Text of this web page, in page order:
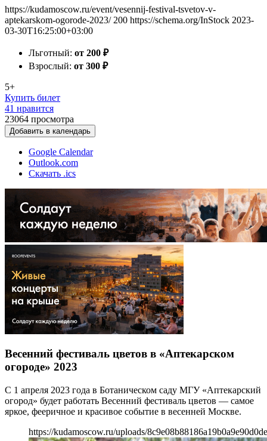
https://kudamoscow.ru/event/vesennij-festival-tsvetov-v-
aptekarskom-ogorode-2023/ 200 https://schema.org/InStock 2023-
03-30T16:25:00+03:00
Льготный: от 200 ₽
Взрослый: от 300 ₽
5+
Купить билет
41 нравится
23064 просмотра
Добавить в календарь
Google Calendar
Outlook.com
Скачать .ics
Весенний фестиваль цветов в «Аптекарском
огороде» 2023
С 1 апреля 2023 года в Ботаническом саду МГУ «Аптекарский
огород» будет работать Весенний фестиваль цветов — самое
яркое, фееричное и красивое событие в весенней Москве.
https://kudamoscow.ru/uploads/